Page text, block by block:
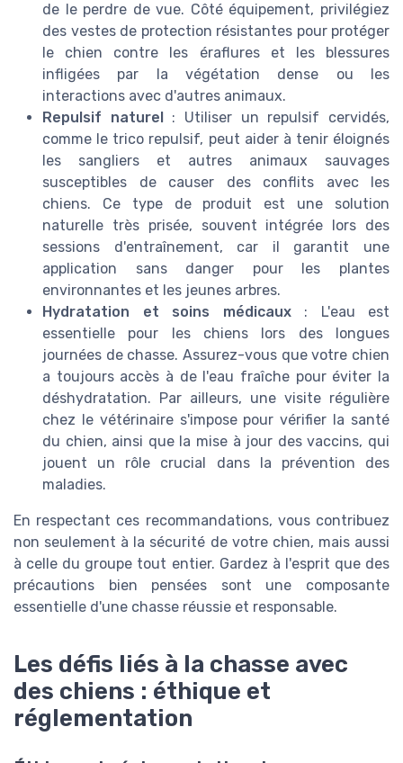
de le perdre de vue. Côté équipement, privilégiez
des vestes de protection résistantes pour protéger
le chien contre les éraflures et les blessures
infligées par la végétation dense ou les
interactions avec d'autres animaux.
Repulsif naturel
: Utiliser un repulsif cervidés,
comme le trico repulsif, peut aider à tenir éloignés
les sangliers et autres animaux sauvages
susceptibles de causer des conflits avec les
chiens. Ce type de produit est une solution
naturelle très prisée, souvent intégrée lors des
sessions d'entraînement, car il garantit une
application sans danger pour les plantes
environnantes et les jeunes arbres.
Hydratation et soins médicaux: L'eau est
essentielle pour les chiens lors des longues
journées de chasse. Assurez-vous que votre chien
a toujours accès à de l'eau fraîche pour éviter la
déshydratation. Par ailleurs, une visite régulière
chez le vétérinaire s'impose pour vérifier la santé
du chien, ainsi que la mise à jour des vaccins, qui
jouent un rôle crucial dans la prévention des
maladies.
En respectant ces recommandations, vous contribuez
non seulement à la sécurité de votre chien, mais aussi
à celle du groupe tout entier. Gardez à l'esprit que des
précautions bien pensées sont une composante
essentielle d'une chasse réussie et responsable.
Les défis liés à la chasse avec
des chiens : éthique et
réglementation